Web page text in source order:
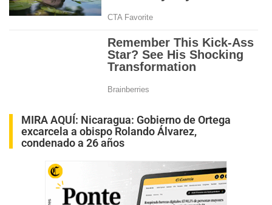
MIRA AQUÍ: Nicaragua: Gobierno de Ortega
excarcela a obispo Rolando Álvarez,
condenado a 26 años